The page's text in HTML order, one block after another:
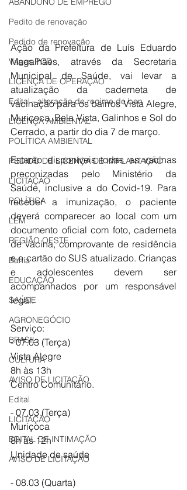
Pedito de renovação
Pedido de renovação
Vagas PCD
LICENÇA DE OPERAÇÃO
Edital - alteração de regime de ben
LICENÇA AMBIENTAL
POLÍTICA AMBIENTAL
PEDIDO DE LICENÇA DE IMPLANTAÇÃO
LICITAÇÃO
POLÍTICA
LEM
REGIÃO OESTE
Bahia
EDUCAÇÃO
SAÚDE
AGRONEGÓCIO
BRASIL
CULTURA
AVISO DE LICITAÇÃO
Edital
LICITAÇÃO
EDITAL DE INTIMAÇÃO
AVISO DE LICITAÇÃO
Ação da Prefeitura de Luís Eduardo
Magalhães, através da Secretaria
Municipal de Saúde, vai levar a
atualização da caderneta de
vacinação para os bairros Vista Alegre,
Muriçoca, Bela Vista, Galinhos e Sol do
Cerrado, a partir do dia 7 de março.
Estarão disponíveis todas as vacinas
preconizadas pelo Ministério da
Saúde, inclusive a do Covid-19. Para
receber a imunização, o paciente
deverá comparecer ao local com um
documento oficial com foto, caderneta
de vacina, comprovante de residência
e o cartão do SUS atualizado. Crianças
e adolescentes devem ser
acompanhados por um responsável
legal.
Serviço:
- 07.03 (Terça)
Vista Alegre
8h às 13h
Centro Comunitário.
- 07.03 (Terça)
Muriçoca
8h às 12h
Unidade de saúde
- 08.03 (Quarta)